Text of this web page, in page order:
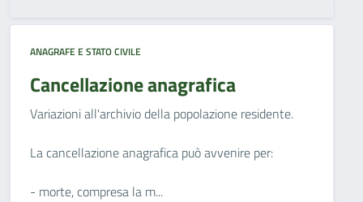
ANAGRAFE E STATO CIVILE
Cancellazione anagrafica
Variazioni all'archivio della popolazione residente.
La cancellazione anagrafica può avvenire per:
- morte, compresa la m...